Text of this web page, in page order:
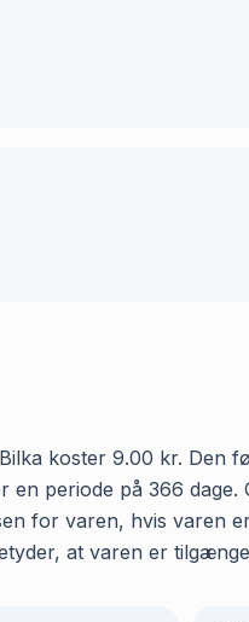
koster 9.00 kr. Den
en periode på 366
for varen, hvis varen
at varen er